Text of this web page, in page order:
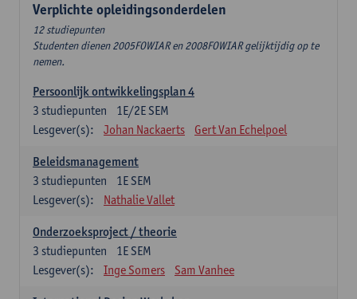
Verplichte opleidingsonderdelen
12 studiepunten
Studenten dienen 2005FOWIAR en 2008FOWIAR gelijktijdig op te
nemen.
Persoonlijk ontwikkelingsplan 4
1E/2E SEM
3 studiepunten
Lesgever(s):
Johan Nackaerts Gert Van Echelpoel
Beleidsmanagement
1E SEM
3 studiepunten
Lesgever(s):
Nathalie Vallet
Onderzoeksproject / theorie
1E SEM
3 studiepunten
Lesgever(s):
Inge Somers Sam Vanhee